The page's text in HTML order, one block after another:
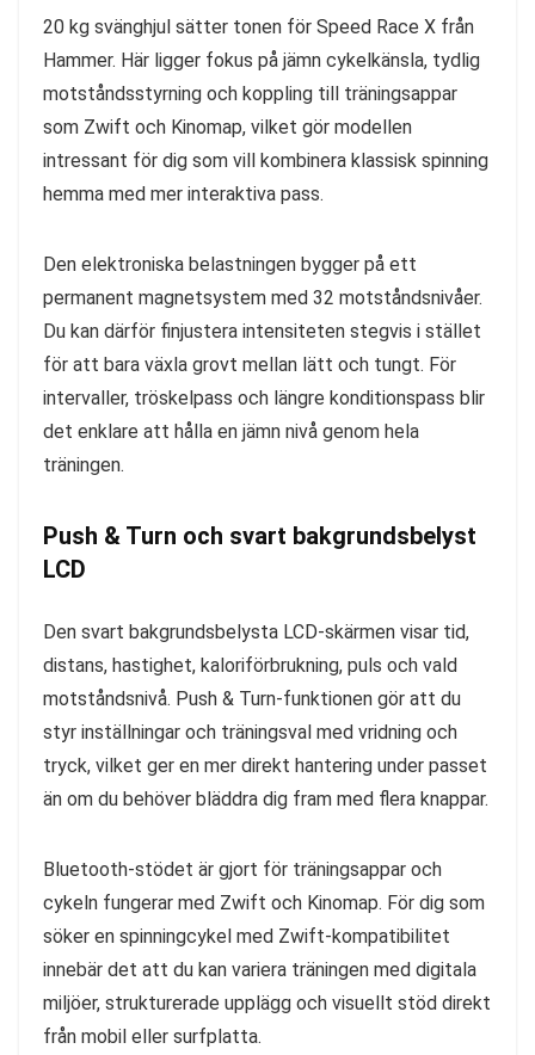
20 kg svänghjul sätter tonen för Speed Race X från
Hammer. Här ligger fokus på jämn cykelkänsla, tydlig
motståndsstyrning och koppling till träningsappar
som Zwift och Kinomap, vilket gör modellen
intressant för dig som vill kombinera klassisk spinning
hemma med mer interaktiva pass.
Den elektroniska belastningen bygger på ett
permanent magnetsystem med 32 motståndsnivåer.
Du kan därför finjustera intensiteten stegvis i stället
för att bara växla grovt mellan lätt och tungt. För
intervaller, tröskelpass och längre konditionspass blir
det enklare att hålla en jämn nivå genom hela
träningen.
Push & Turn och svart bakgrundsbelyst
LCD
Den svart bakgrundsbelysta LCD-skärmen visar tid,
distans, hastighet, kaloriförbrukning, puls och vald
motståndsnivå. Push & Turn-funktionen gör att du
styr inställningar och träningsval med vridning och
tryck, vilket ger en mer direkt hantering under passet
än om du behöver bläddra dig fram med flera knappar.
Bluetooth-stödet är gjort för träningsappar och
cykeln fungerar med Zwift och Kinomap. För dig som
söker en spinningcykel med Zwift-kompatibilitet
innebär det att du kan variera träningen med digitala
miljöer, strukturerade upplägg och visuellt stöd direkt
från mobil eller surfplatta.